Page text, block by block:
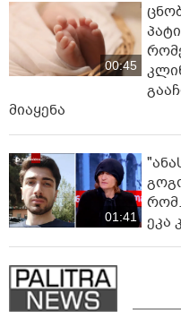
00:45
მიაყენა
01:41
ეკა